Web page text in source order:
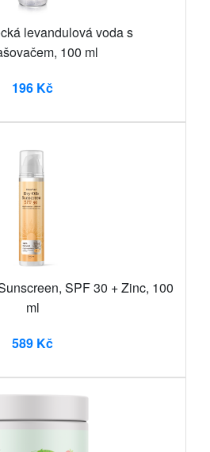
levandulová voda s
100 ml
196 Kč
SPF 30 + Zinc, 100
ml
589 Kč